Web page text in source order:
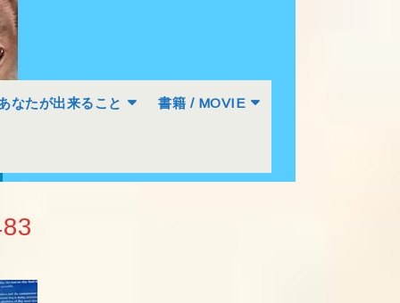
なたが出来ること 書籍 / MOVIE